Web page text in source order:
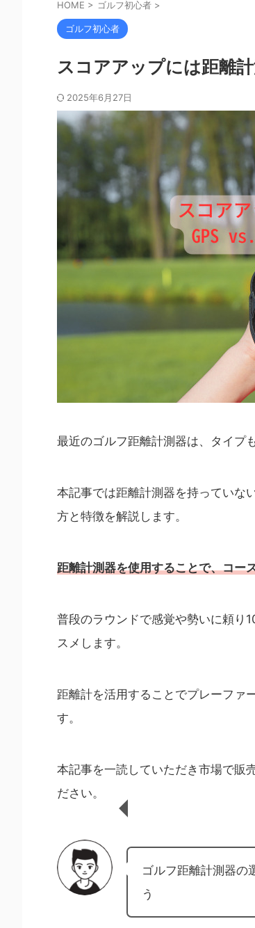
HOME > ゴルフ初心者 >
ゴルフ初心者
スコアアップには距離
2025年6月27日
最近のゴルフ距離計測器は、タイプ
本記事では距離計測器を持っていな
方と特徴を解説します。
距離計測器を使用することで、コー
普段のラウンドで感覚や勢いに頼り
スメします。
距離計を活用することでプレーファ
す。
本記事を一読していただき市場で販
ださい。
ゴルフ距離計測器の
う